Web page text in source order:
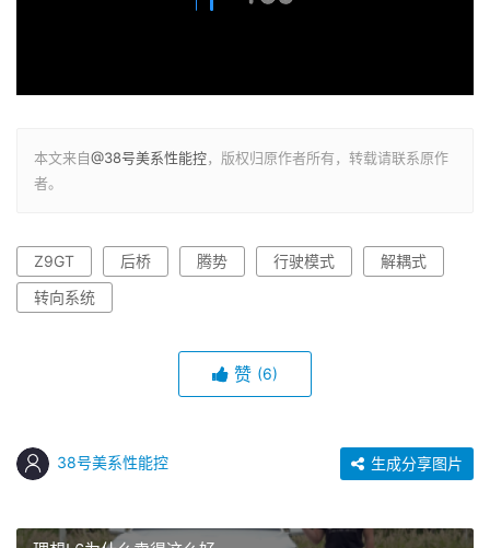
本文来自@38号美系性能控，版权归原作者所有，转载请联系原作
者。
Z9GT 后桥 腾势 行驶模式
解耦式
转向系统
赞 (6)
38号美系性能控 生成分享图片